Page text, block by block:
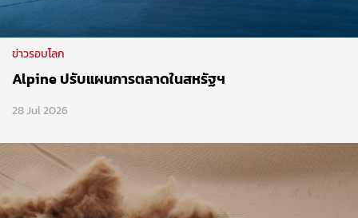
ข่าวรอบโลก
Alpine ปรับแผนการตลาดในสหรัฐฯ
28 Jul 2026